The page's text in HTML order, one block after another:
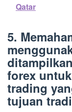
Qatar
5.
forex
trading
tujuan